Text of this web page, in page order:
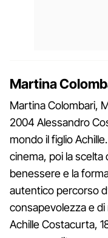
Martina
Martina Colombari,
2004 Alessandro
mondo il figlio
cinema, poi la scelta
benessere e la
autentico percorso
consapevolezza e di
Achille Costacurta,